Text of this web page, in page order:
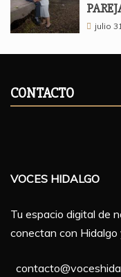
julio
CONTACTO
VOCES HIDALGO
Tu espacio digital de
conectan con Hidalgo